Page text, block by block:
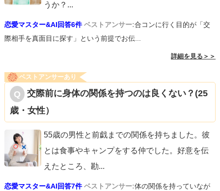
うか？ ...
恋愛マスター&AI回答6件 ベストアンサー:合コンに行く目的が「交
際相手を真面目に探す」という前提でお伝...
詳細を見る＞＞
ベストアンサーあり
交際前に身体の関係を持つのは良くない？(25
歳・女性）
55歳の男性と前戯までの関係を持ちました。彼
とは食事やキャンプをする仲でした。好意を伝
えたところ、勘...
恋愛マスター&AI回答7件 ベストアンサー:体の関係を持っていなが